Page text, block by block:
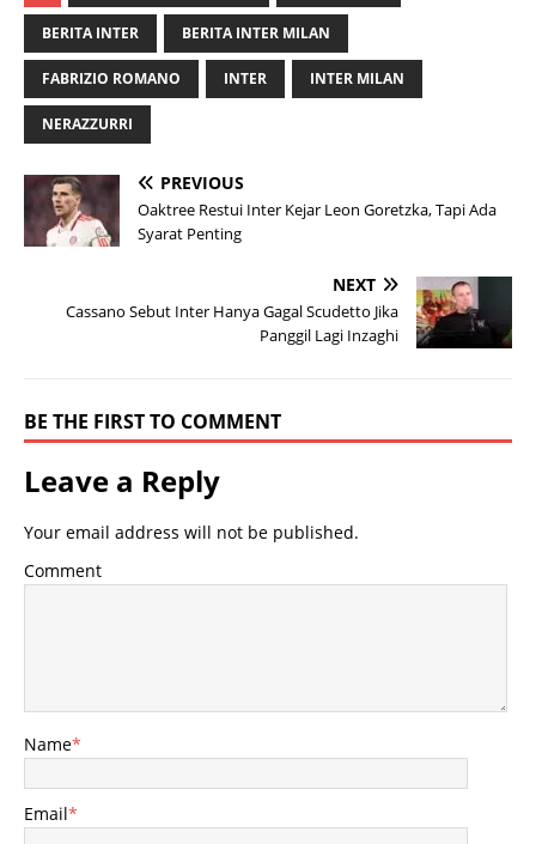
BERITA INTER BERITA INTER MILAN
FABRIZIO ROMANO INTER INTER MILAN
NERAZZURRI
PREVIOUS
Oaktree Restui Inter Kejar Leon Goretzka, Tapi Ada
Syarat Penting
NEXT
Cassano Sebut Inter Hanya Gagal Scudetto Jika
Panggil Lagi Inzaghi
BE THE FIRST TO COMMENT
Leave a Reply
Your email address will not be published.
Comment
Name*
Email*